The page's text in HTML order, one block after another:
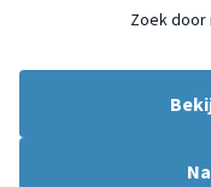
Zoek door